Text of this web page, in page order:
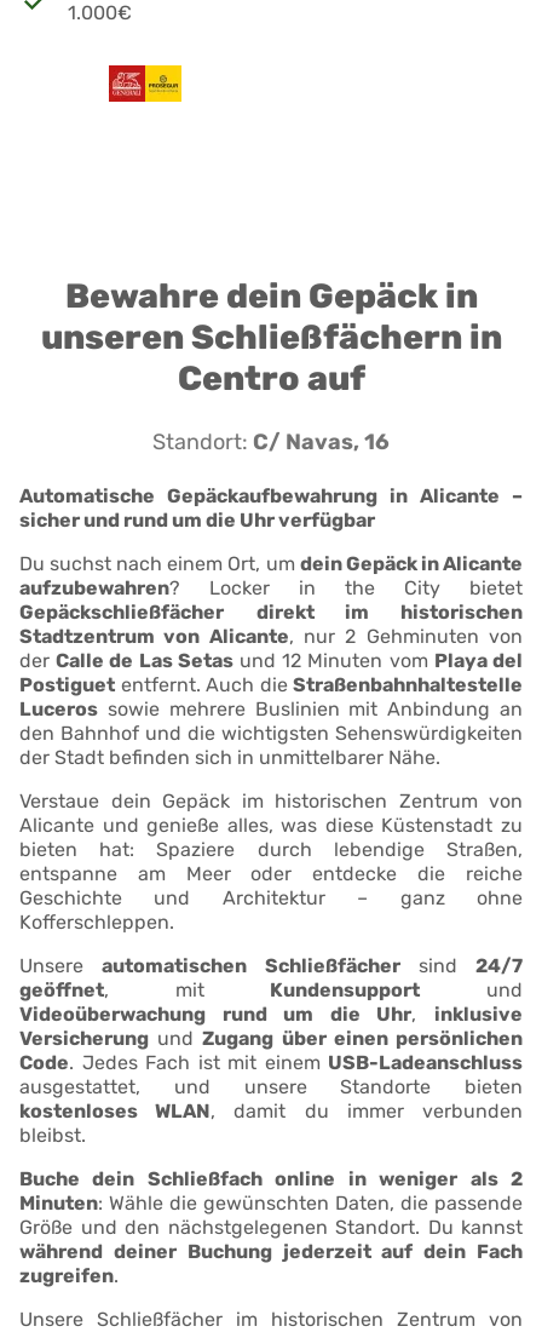
1.000€
Bewahre dein Gepäck in
unseren Schließfächern in
Centro auf
Standort: C/ Navas, 16
Automatische Gepäckaufbewahrung in Alicante –
sicher und rund um die Uhr verfügbar
Du suchst nach einem Ort, um dein Gepäck in Alicante
aufzubewahren? Locker in the City bietet
Gepäckschließfächer
direkt im historischen
Stadtzentrum von Alicante, nur 2 Gehminuten von
derCalle de Las Setasund 12 Minuten vom Playa del
Postiguet entfernt. Auch die Straßenbahnhaltestelle
Luceros sowie mehrere Buslinien mit Anbindung an
den Bahnhof und die wichtigsten Sehenswürdigkeiten
der Stadt befinden sich in unmittelbarer Nähe.
Verstaue dein Gepäck im historischen Zentrum von
Alicante und genieße alles, was diese Küstenstadt zu
bieten hat: Spaziere durch lebendige Straßen,
entspanne am Meer oder entdecke die reiche
Geschichte und Architektur – ganz ohne
Kofferschleppen.
Unsereautomatischen Schließfächersind 24/7
geöffnet, mit Kundensupport und
Videoüberwachung rund um die Uhr, inklusive
Versicherung undZugang über einen persönlichen
Code. Jedes Fach ist mit einem USB-Ladeanschluss
ausgestattet, und unsere Standorte bieten
kostenloses WLAN, damit du immer verbunden
bleibst.
Buche dein Schließfach online in weniger als 2
Minuten: Wähle die gewünschten Daten, die passende
Größe und den nächstgelegenen Standort. Du kannst
während deiner Buchung jederzeit auf dein Fach
zugreifen.
Unsere Schließfächer im historischen Zentrum von